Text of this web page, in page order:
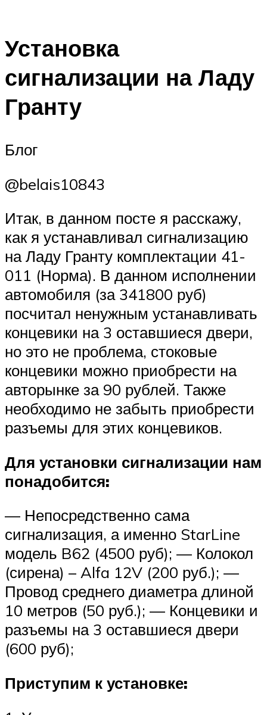
Установка
сигнализации на Ладу
Гранту
Блог
@belais10843
Итак, в данном посте я расскажу,
как я устанавливал сигнализацию
на Ладу Гранту комплектации 41-
011 (Норма). В данном исполнении
автомобиля (за 341800 руб)
посчитал ненужным устанавливать
концевики на 3 оставшиеся двери,
но это не проблема, стоковые
концевики можно приобрести на
авторынке за 90 рублей. Также
необходимо не забыть приобрести
разъемы для этих концевиков.
Для установки сигнализации нам
понадобится:
— Непосредственно сама
сигнализация, а именно StarLine
модель B62 (4500 руб); — Колокол
(сирена) – Alfa 12V (200 руб.); —
Провод среднего диаметра длиной
10 метров (50 руб.); — Концевики и
разъемы на 3 оставшиеся двери
(600 руб);
Приступим к установке: